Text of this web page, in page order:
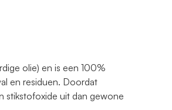
olie) en is een 100%
en residuen. Doordat
stikstofoxide uit dan gewone